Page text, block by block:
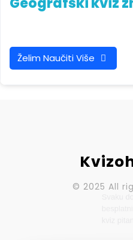
Želim Naučiti Više
© 2025 All